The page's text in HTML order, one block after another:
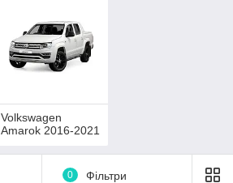
Volkswagen
Amarok 2016-2021
0 Фільтри